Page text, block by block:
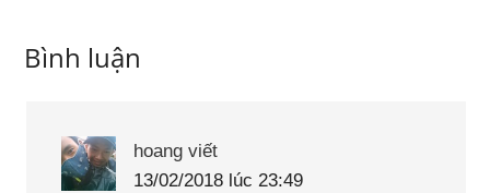
Bình luận
hoang viết
13/02/2018 lúc 23:49